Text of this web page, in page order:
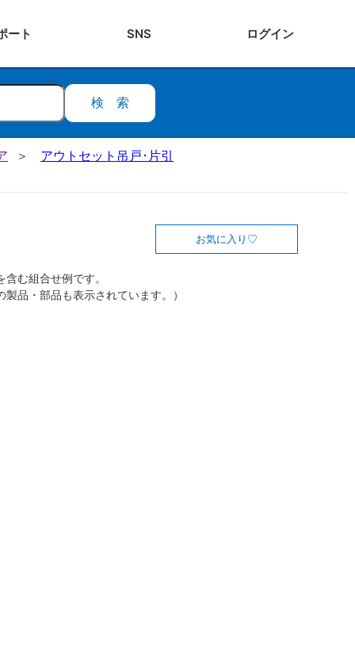
ート SNS ログイン
検索
アウトセット吊戸･片引
お気に入り
む組合せ例です。
製品・部品も表示されています。）